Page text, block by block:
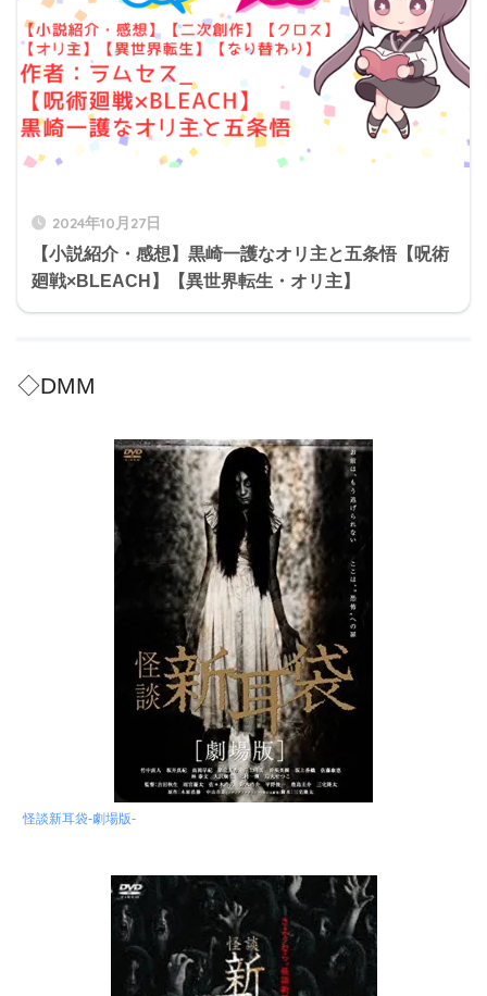
2024年10月27日
【小説紹介・感想】黒崎一護なオリ主と五条悟【呪術
廻戦×BLEACH】【異世界転生・オリ主】
◇DMM
怪談新耳袋-劇場版-